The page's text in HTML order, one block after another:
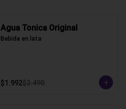
Agua Tonica Original
Bebida en lata
$1.992$2.490